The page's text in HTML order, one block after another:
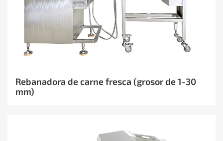
Rebanadora de carne fresca (grosor de 1-30
mm)